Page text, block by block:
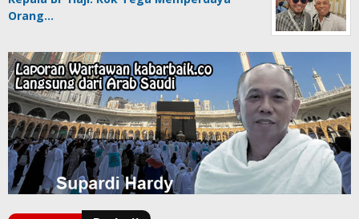
Orang…